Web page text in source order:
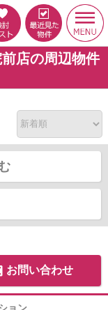
店の周辺物件
お問い合わせ
ョン